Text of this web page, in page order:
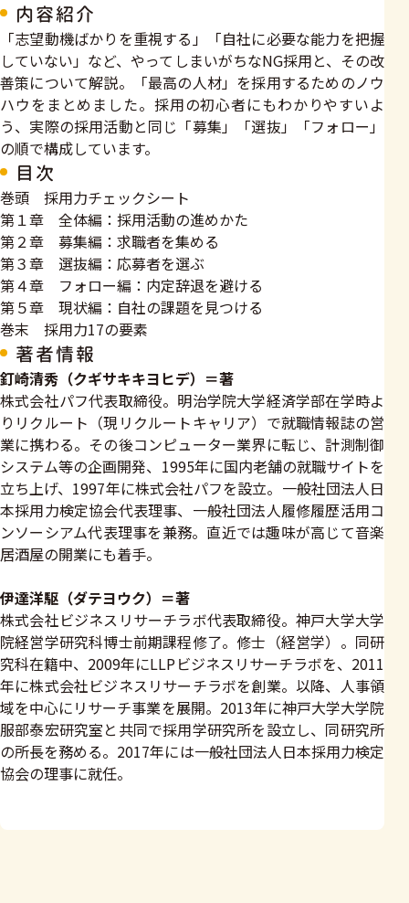
内容紹介
「志望動機ばかりを重視する」「自社に必要な能力を把握
していない」など、やってしまいがちなNG採用と、その改
善策について解説。「最高の人材」を採用するためのノウ
ハウをまとめました。採用の初心者にもわかりやすいよ
う、実際の採用活動と同じ「募集」「選抜」「フォロー」
の順で構成しています。
目次
巻頭 採用力チェックシート
第１章 全体編：採用活動の進めかた
第２章 募集編：求職者を集める
第３章 選抜編：応募者を選ぶ
第４章 フォロー編：内定辞退を避ける
第５章 現状編：自社の課題を見つける
巻末 採用力17の要素
著者情報
釘崎清秀（クギサキキヨヒデ）＝著
株式会社パフ代表取締役。明治学院大学経済学部在学時よ
りリクルート（現リクルートキャリア）で就職情報誌の営
業に携わる。その後コンピューター業界に転じ、計測制御
システム等の企画開発、1995年に国内老舗の就職サイトを
立ち上げ、1997年に株式会社パフを設立。一般社団法人日
本採用力検定協会代表理事、一般社団法人履修履歴活用コ
ンソーシアム代表理事を兼務。直近では趣味が高じて音楽
居酒屋の開業にも着手。
伊達洋駆（ダテヨウク）＝著
株式会社ビジネスリサーチラボ代表取締役。神戸大学大学
院経営学研究科博士前期課程修了。修士（経営学）。同研
究科在籍中、2009年にLLPビジネスリサーチラボを、2011
年に株式会社ビジネスリサーチラボを創業。以降、人事領
域を中心にリサーチ事業を展開。2013年に神戸大学大学院
服部泰宏研究室と共同で採用学研究所を設立し、同研究所
の所長を務める。2017年には一般社団法人日本採用力検定
協会の理事に就任。